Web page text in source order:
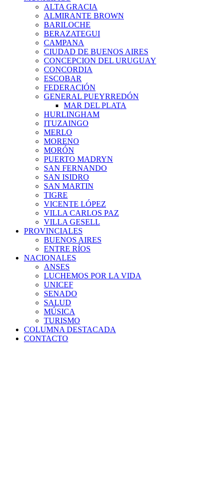
ALTA GRACIA
ALMIRANTE BROWN
BARILOCHE
BERAZATEGUI
CAMPANA
CIUDAD DE BUENOS AIRES
CONCEPCION DEL URUGUAY
CONCORDIA
ESCOBAR
FEDERACIÓN
GENERAL PUEYRREDÓN
MAR DEL PLATA
HURLINGHAM
ITUZAINGO
MERLO
MORENO
MORÓN
PUERTO MADRYN
SAN FERNANDO
SAN ISIDRO
SAN MARTIN
TIGRE
VICENTE LÓPEZ
VILLA CARLOS PAZ
VILLA GESELL
PROVINCIALES
BUENOS AIRES
ENTRE RÍOS
NACIONALES
ANSES
LUCHEMOS POR LA VIDA
UNICEF
SENADO
SALUD
MÚSICA
TURISMO
COLUMNA DESTACADA
CONTACTO